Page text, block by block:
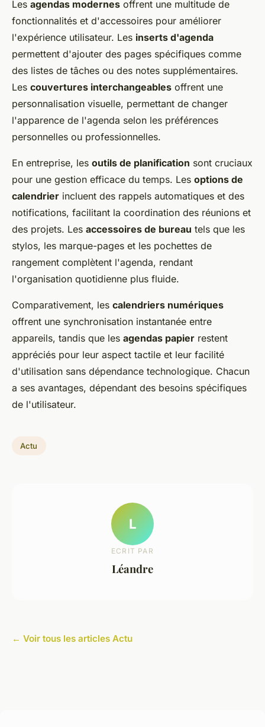
Les agendas modernes offrent une multitude de
fonctionnalités et d'accessoires pour améliorer
l'expérience utilisateur. Les inserts d'agenda
permettent d'ajouter des pages spécifiques comme
des listes de tâches ou des notes supplémentaires.
Les couvertures interchangeables offrent une
personnalisation visuelle, permettant de changer
l'apparence de l'agenda selon les préférences
personnelles ou professionnelles.
En entreprise, les outils de planification sont cruciaux
pour une gestion efficace du temps. Les options de
calendrier incluent des rappels automatiques et des
notifications, facilitant la coordination des réunions et
des projets. Les accessoires de bureau tels que les
stylos, les marque-pages et les pochettes de
rangement complètent l'agenda, rendant
l'organisation quotidienne plus fluide.
Comparativement, les calendriers numériques
offrent une synchronisation instantanée entre
appareils, tandis que les agendas papier restent
appréciés pour leur aspect tactile et leur facilité
d'utilisation sans dépendance technologique. Chacun
a ses avantages, dépendant des besoins spécifiques
de l'utilisateur.
Actu
L
ECRIT PAR
Léandre
← Voir tous les articles Actu